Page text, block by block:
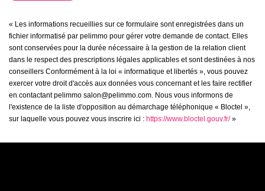
« Les informations recueillies sur ce formulaire sont enregistrées dans un
fichier informatisé par pelimmo pour gérer votre demande de contact. Elles
sont conservées pour la durée nécessaire à la gestion de la relation client
dans le respect des prescriptions légales applicables et sont destinées à nos
conseillers Conformément à la loi « informatique et libertés », vous pouvez
exercer votre droit d'accès aux données vous concernant et les faire rectifier
en contactant pelimmo salon@pelimmo.com. Nous vous informons de
l'existence de la liste d'opposition au démarchage téléphonique « Bloctel »,
sur laquelle vous pouvez vous inscrire ici : https://www.bloctel.gouv.fr/»